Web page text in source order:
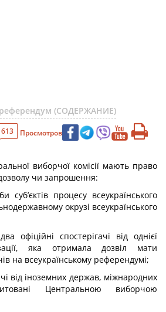
референдум (СОДЕРЖАНИЕ)
Просмотров
виборчої комісії мають право
чи запрошення:
суб’єктів процесу всеукраїнського
окрузі всеукраїнського
офіційні спостерігачі від однієї
яка отримала дозвіл мати
на всеукраїнському референдумі;
від іноземних держав, міжнародних
Центральною виборчою